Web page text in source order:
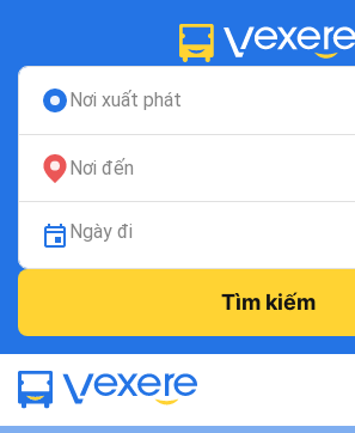
Nơi xuất phát
Nơi đến
Ngày đi
Tìm kiếm